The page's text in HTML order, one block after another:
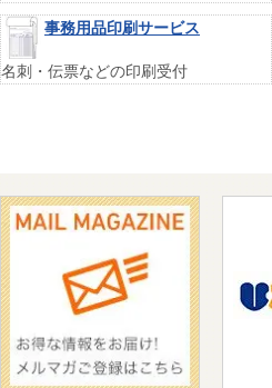
事務用品印刷サービス
名刺・伝票などの印刷受付